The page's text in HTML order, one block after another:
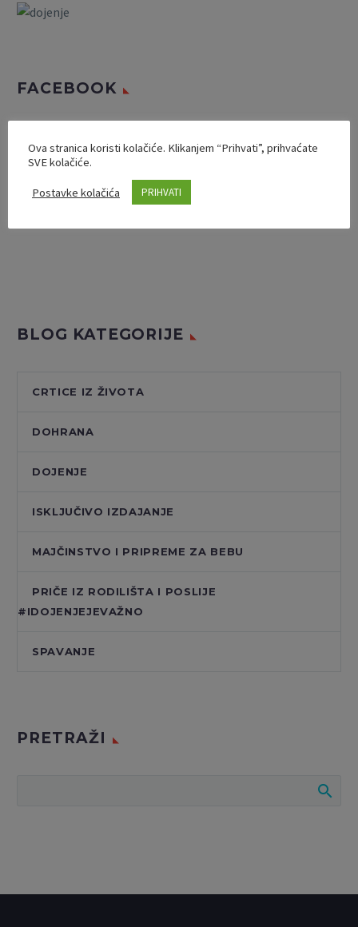
FACEBOOK
BLOG KATEGORIJE
CRTICE IZ ŽIVOTA
DOHRANA
DOJENJE
ISKLJUČIVO IZDAJANJE
MAJČINSTVO I PRIPREME ZA BEBU
PRIČE IZ RODILIŠTA I POSLIJE
#IDOJENJEJEVAŽNO
SPAVANJE
PRETRAŽI
Ova stranica koristi kolačiće. Klikanjem “Prihvati”, prihvaćate
SVE kolačiće.
Postavke kolačića PRIHVATI